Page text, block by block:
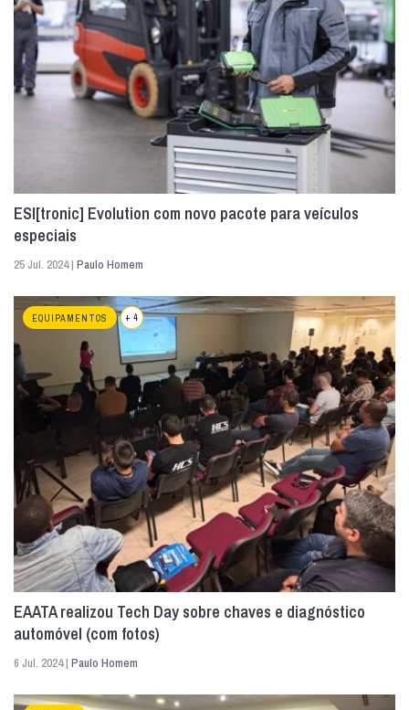
ESI[tronic] Evolution com novo pacote para veículos
especiais
25 Jul. 2024 | Paulo Homem
EQUIPAMENTOS + 4
EAATA realizou Tech Day sobre chaves e diagnóstico
automóvel (com fotos)
6 Jul. 2024 | Paulo Homem